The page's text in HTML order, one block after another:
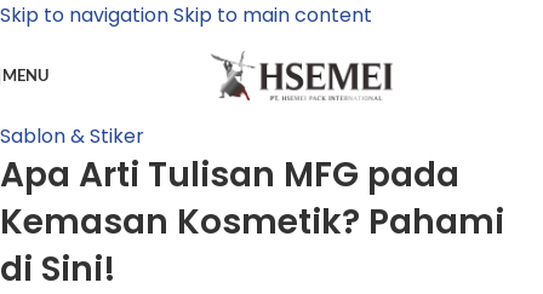
Skip to navigationSkip to main content
MENU
Sablon & Stiker
Apa Arti Tulisan MFG pada
Kemasan Kosmetik? Pahami
di Sini!